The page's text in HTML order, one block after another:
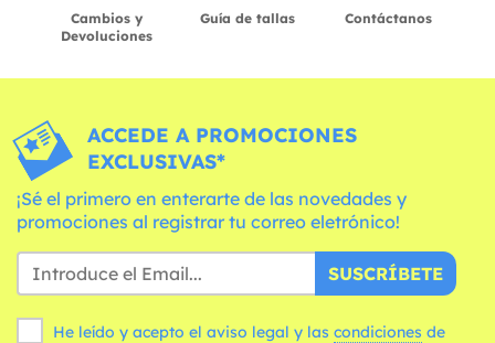
Cambios y
Devoluciones
Guía de tallas Contáctanos
ACCEDE A PROMOCIONES
EXCLUSIVAS*
¡Sé el primero en enterarte de las novedades y
promociones al registrar tu correo eletrónico!
SUSCRÍBETE
He leído y acepto el aviso legal y las condiciones